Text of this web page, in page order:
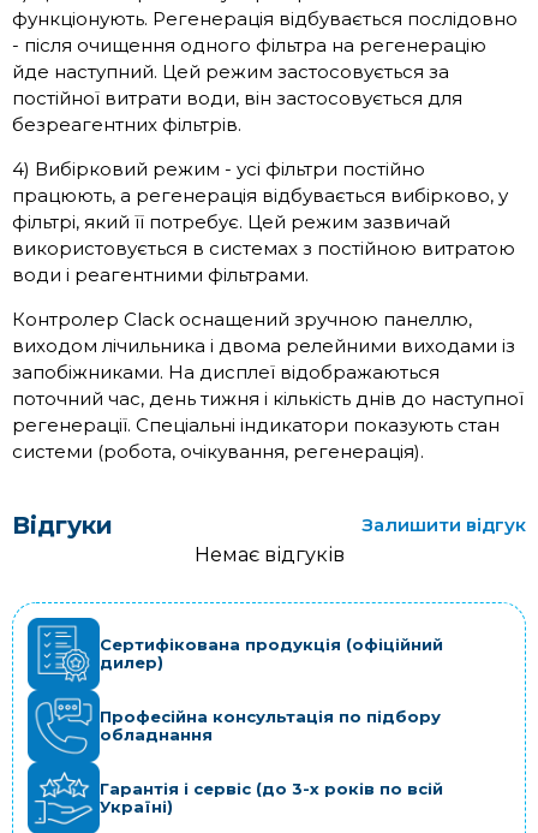
функціонують. Регенерація відбувається послідовно
- після очищення одного фільтра на регенерацію
йде наступний. Цей режим застосовується за
постійної витрати води, він застосовується для
безреагентних фільтрів.
4) Вибірковий режим - усі фільтри постійно
працюють, а регенерація відбувається вибірково, у
фільтрі, який її потребує. Цей режим зазвичай
використовується в системах з постійною витратою
води і реагентними фільтрами.
Контролер Clack оснащений зручною панеллю,
виходом лічильника і двома релейними виходами із
запобіжниками. На дисплеї відображаються
поточний час, день тижня і кількість днів до наступної
регенерації. Спеціальні індикатори показують стан
системи (робота, очікування, регенерація).
Відгуки
Залишити відгук
Немає відгуків
Сертифікована продукція (офіційний
дилер)
Професійна консультація по підбору
обладнання
Гарантія і сервіс (до 3-х років по всій
Україні)